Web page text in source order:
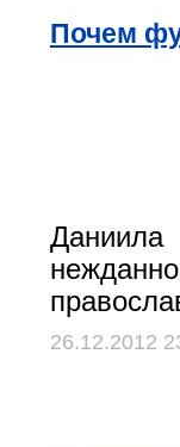
Почем
26.12.2012